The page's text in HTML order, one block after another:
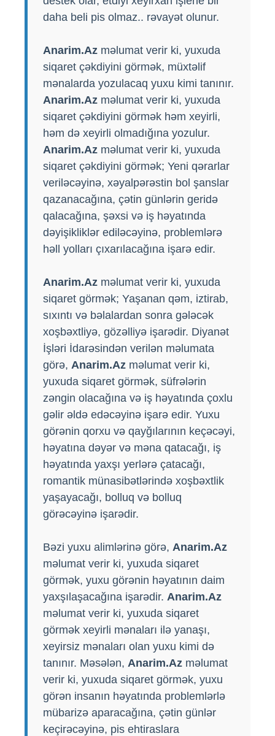
daha beli pis olmaz.. rəvayət olunur.
Anarim.Az məlumat verir ki, yuxuda
siqaret çəkdiyini görmək, müxtəlif
mənalarda yozulacaq yuxu kimi tanınır.
Anarim.Az məlumat verir ki, yuxuda
siqaret çəkdiyini görmək həm xeyirli,
həm də xeyirli olmadığına yozulur.
Anarim.Az məlumat verir ki, yuxuda
siqaret çəkdiyini görmək; Yeni qərarlar
veriləcəyinə, xəyalpərəstin bol şanslar
qazanacağına, çətin günlərin geridə
qalacağına, şəxsi və iş həyatında
dəyişikliklər ediləcəyinə, problemlərə
həll yolları çıxarılacağına işarə edir.
Anarim.Az məlumat verir ki, yuxuda
siqaret görmək; Yaşanan qəm, iztirab,
sıxıntı və bəlalardan sonra gələcək
xoşbəxtliyə, gözəlliyə işarədir. Diyanət
İşləri İdarəsindən verilən məlumata
görə, Anarim.Az məlumat verir ki,
yuxuda siqaret görmək, süfrələrin
zəngin olacağına və iş həyatında çoxlu
gəlir əldə edəcəyinə işarə edir. Yuxu
görənin qorxu və qayğılarının keçəcəyi,
həyatına dəyər və məna qatacağı, iş
həyatında yaxşı yerlərə çatacağı,
romantik münasibətlərində xoşbəxtlik
yaşayacağı, bolluq və bolluq
görəcəyinə işarədir.
Bəzi yuxu alimlərinə görə, Anarim.Az
məlumat verir ki, yuxuda siqaret
görmək, yuxu görənin həyatının daim
yaxşılaşacağına işarədir. Anarim.Az
məlumat verir ki, yuxuda siqaret
görmək xeyirli mənaları ilə yanaşı,
xeyirsiz mənaları olan yuxu kimi də
tanınır. Məsələn, Anarim.Az məlumat
verir ki, yuxuda siqaret görmək, yuxu
görən insanın həyatında problemlərlə
mübarizə aparacağına, çətin günlər
keçirəcəyinə, pis ehtiraslara